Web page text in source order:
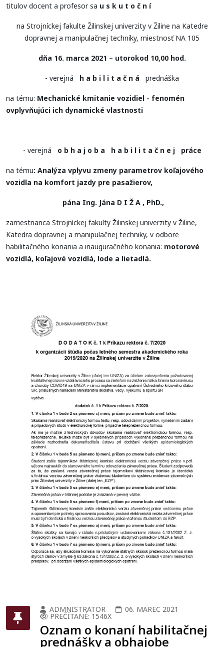
titulov docent a profesor sa u s k u t o č n í
na Strojníckej fakulte Žilinskej univerzity v Žiline na Katedre
dopravnej a manipulačnej techniky, miestnosť NA 105
dňa 16. marca 2021 – utorokod 10,00 hod.
- verejná h a b i l i t a č n á prednáška
na tému: Mechanické kmitanie vozidiel - fenomén
ovplyvňujúci ich dynamické vlastnosti
- verejná o b h a j o b a h a b i l i t a č n e j práce
na tému: Analýza vplyvu zmeny parametrov koľajového
vozidla na komfort jazdy pre pasažierov,
pána Ing. Jána D I Ž A , PhD.,
zamestnanca Strojníckej fakulty Žilinskej univerzity v Žiline,
Katedra dopravnej a manipulačnej techniky, v odbore
habilitačného konania a inauguračného konania: motorové
vozidlá, koľajové vozidlá, lode a lietadlá.
ADMNISTRATOR 06. MAREC 2021
PREČÍTANÉ: 1546X
Oznam o konaní habilitačnej
prednášky a obhajobe